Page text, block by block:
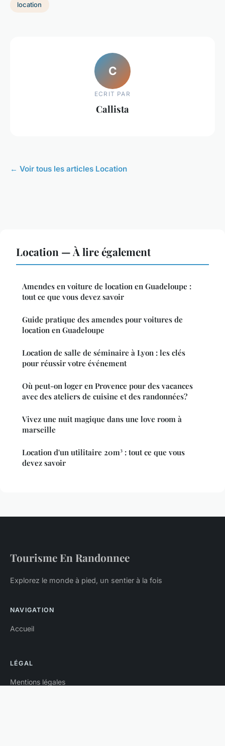
location
C
ECRIT PAR
Callista
← Voir tous les articles Location
Location — À lire également
Amendes en voiture de location en Guadeloupe :
tout ce que vous devez savoir
Guide pratique des amendes pour voitures de
location en Guadeloupe
Location de salle de séminaire à Lyon : les clés
pour réussir votre événement
Où peut-on loger en Provence pour des vacances
avec des ateliers de cuisine et des randonnées?
Vivez une nuit magique dans une love room à
marseille
Location d'un utilitaire 20m³ : tout ce que vous
devez savoir
Tourisme En Randonnee
Explorez le monde à pied, un sentier à la fois
NAVIGATION
Accueil
LÉGAL
Mentions légales